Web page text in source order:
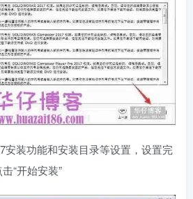
安装功能和安装目录等设置，设置完
“开始安装”